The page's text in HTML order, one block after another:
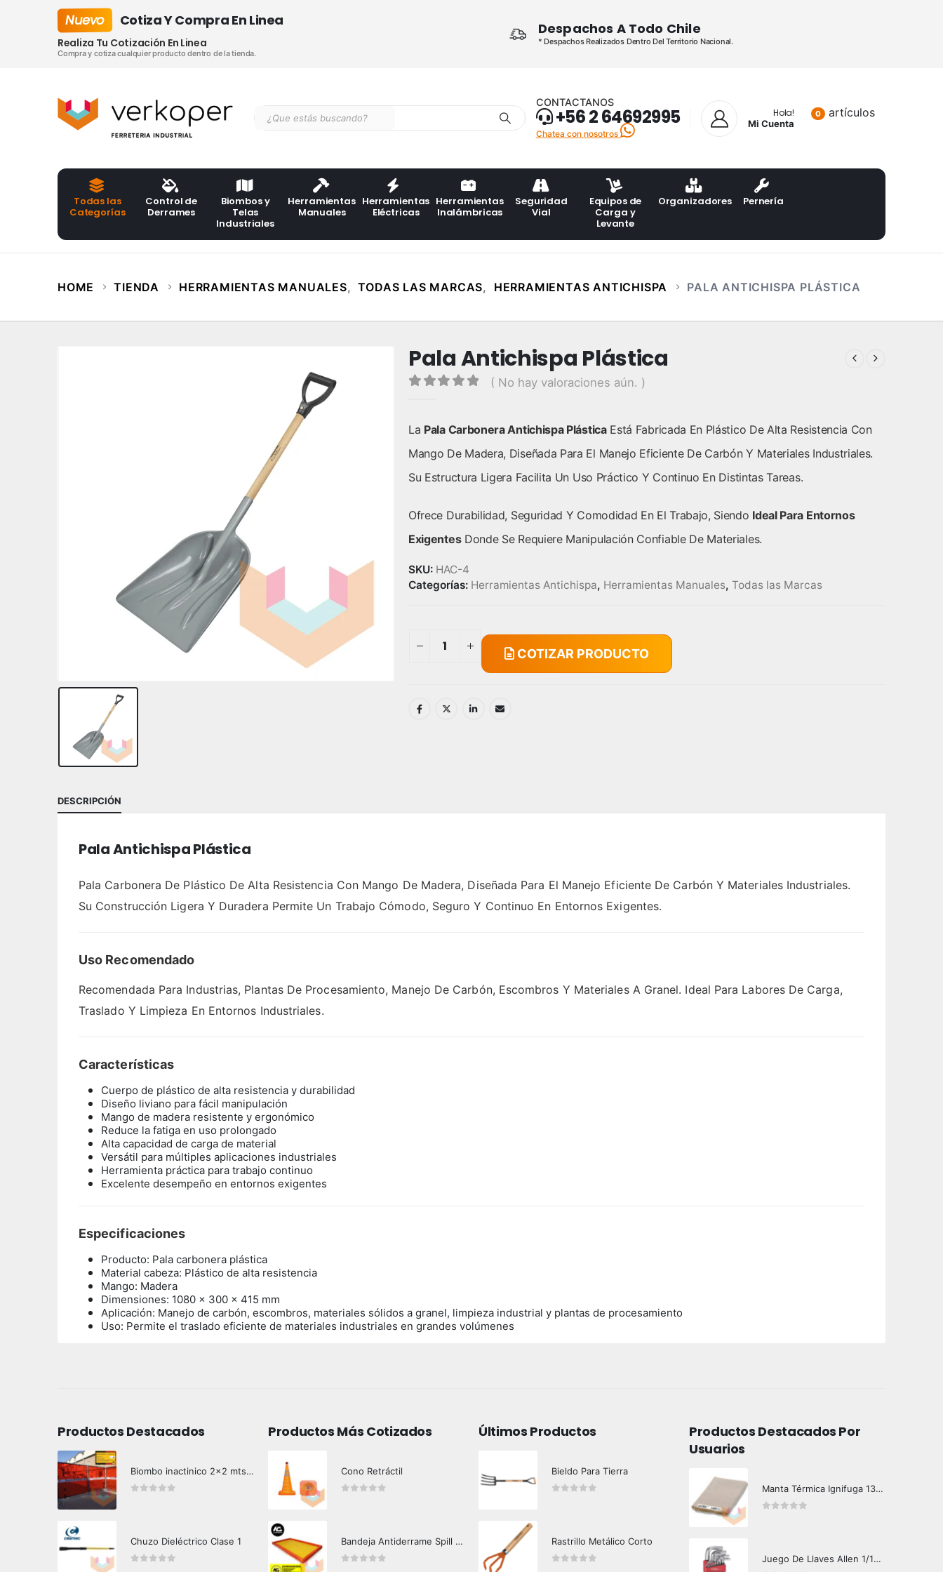
Despachos A Todo Chile
* Despachos Realizados Dentro Del Territorio Nacional.
Nuevo Cotiza Y Compra En Linea
Realiza Tu Cotización En Linea
Compra y cotiza cualquier producto dentro de la tienda.
CONTACTANOS
+56 2 64692995
Chatea con nosotros
Hola!
Mi Cuenta
0 artículos
Todas las
Categorías
Control de
Derrames
Biombos y
Telas
Industriales
Herramientas
Manuales
Herramientas
Eléctricas
Herramientas
Inalámbricas
Seguridad
Vial
Equipos de
Carga y
Levante
Organizadores Pernería
HOME TIENDA HERRAMIENTAS MANUALES, TODAS LAS MARCAS, HERRAMIENTAS ANTICHISPA PALA ANTICHISPA PLÁSTICA
Pala Antichispa Plástica
( No hay valoraciones aún. )
La Pala Carbonera Antichispa PlásticaEstá Fabricada En Plástico De Alta Resistencia Con
Mango De Madera, Diseñada Para El Manejo Eficiente De Carbón Y Materiales Industriales.
Su Estructura Ligera Facilita Un Uso Práctico Y Continuo En Distintas Tareas.
Ofrece Durabilidad, Seguridad Y Comodidad En El Trabajo, Siendo Ideal Para Entornos
ExigentesDonde Se Requiere Manipulación Confiable De Materiales.
SKU: HAC-4
Categorías: Herramientas Antichispa, Herramientas Manuales, Todas las Marcas
COTIZAR PRODUCTO
DESCRIPCIÓN
Pala Antichispa Plástica
Pala Carbonera De Plástico De Alta Resistencia Con Mango De Madera, Diseñada Para El Manejo Eficiente De Carbón Y Materiales Industriales.
Su Construcción Ligera Y Duradera Permite Un Trabajo Cómodo, Seguro Y Continuo En Entornos Exigentes.
Uso Recomendado
Recomendada Para Industrias, Plantas De Procesamiento, Manejo De Carbón, Escombros Y Materiales A Granel. Ideal Para Labores De Carga,
Traslado Y Limpieza En Entornos Industriales.
Características
Cuerpo de plástico de alta resistencia y durabilidad
Diseño liviano para fácil manipulación
Mango de madera resistente y ergonómico
Reduce la fatiga en uso prolongado
Alta capacidad de carga de material
Versátil para múltiples aplicaciones industriales
Herramienta práctica para trabajo continuo
Excelente desempeño en entornos exigentes
Especificaciones
Producto: Pala carbonera plástica
Material cabeza: Plástico de alta resistencia
Mango: Madera
Dimensiones: 1080 x 300 x 415 mm
Aplicación: Manejo de carbón, escombros, materiales sólidos a granel, limpieza industrial y plantas de procesamiento
Uso: Permite el traslado eficiente de materiales industriales en grandes volúmenes
Productos Destacados
Biombo inactinico 2x2 mts Hazard Control
Chuzo Dieléctrico Clase 1
Productos Más Cotizados
Cono Retráctil
Bandeja Antiderrame Spill Barrier 117 lts Certificada
Últimos Productos
Bieldo Para Tierra
Rastrillo Metálico Corto
Productos Destacados Por
Usuarios
Manta Térmica Ignifuga 1300 Grados Alemana
Juego De Llaves Allen 1/16"-3/4", 13 Piezas